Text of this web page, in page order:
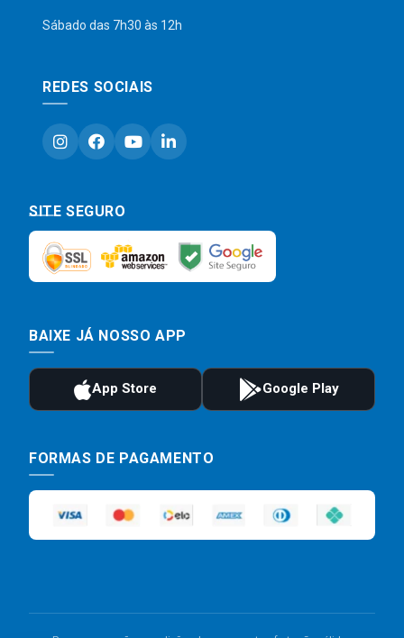
Sábado das 7h30 às 12h
REDES SOCIAIS
SITE SEGURO
BAIXE JÁ NOSSO APP
FORMAS DE PAGAMENTO